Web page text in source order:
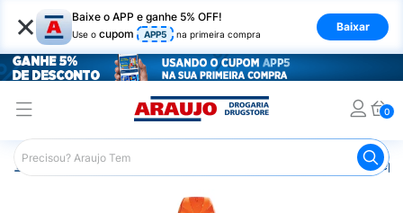
× Baixe o APP e ganhe 5% OFF!
Use o cupom APP5 na primeira compra
Baixar
0
Araujo Mercado Inseticidas e